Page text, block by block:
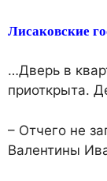
Лисаковские
…Дверь в
приоткрыта.
– Отчего не
Валентины